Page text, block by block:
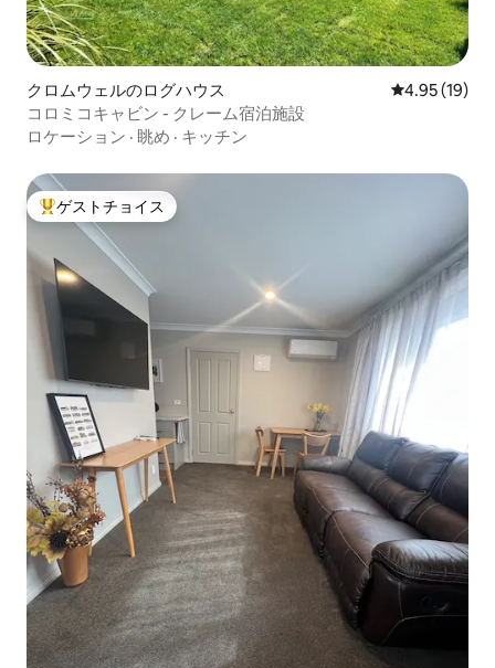
クロムウェルのログハウス レビュー19
4.95 (19)
コロミコキャビン - クレーム宿泊施設
ロケーション · 眺め · キッチン
大好評のゲストチョイスです。
ゲストチョイス